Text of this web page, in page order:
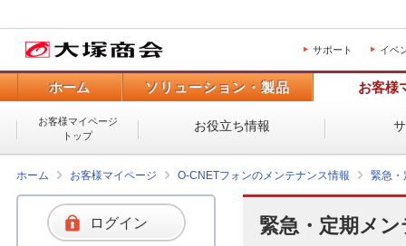
サポート イベ
ホーム ソリューション・製品 お客様
お客様マイページ
トップ
お役立ち情報
ホーム お客様マイページ O-CNETフォンのメンテナンス情報 緊急・
緊急・定期メ
ログイン